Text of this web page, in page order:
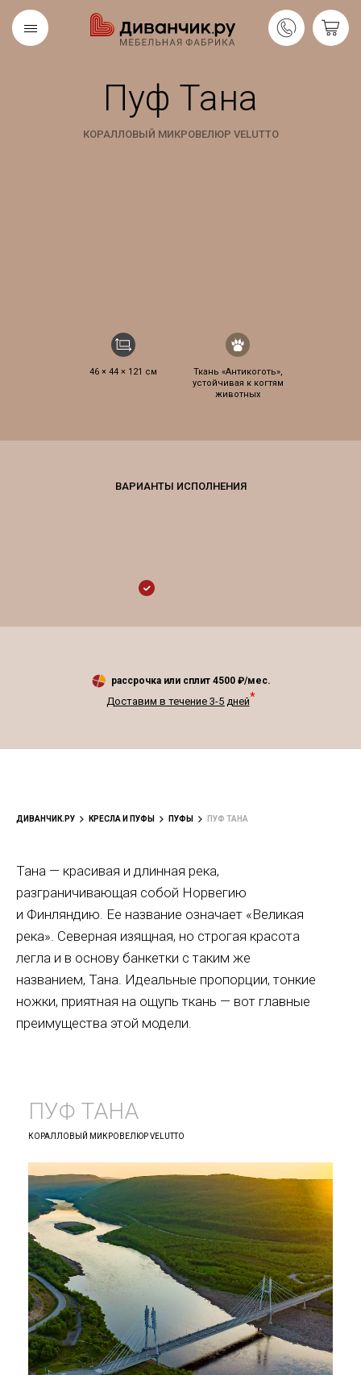
Пуф Тана
КОРАЛЛОВЫЙ МИКРОВЕЛЮР VELUTTO
46 × 44 × 121 см
Ткань «Антикоготь»,
устойчивая к когтям
животных
рассрочка или сплит 4500₽/мес.
Доставим в течение 3-5 дней*
ДИВАНЧИК.РУ КРЕСЛА И ПУФЫ ПУФЫ ПУФ ТАНА
Тана — красивая и длинная река,
разграничивающая собой Норвегию
и Финляндию. Ее название означает «Великая
река». Северная изящная, но строгая красота
легла и в основу банкетки с таким же
названием, Тана. Идеальные пропорции, тонкие
ножки, приятная на ощупь ткань — вот главные
преимущества этой модели.
ПУФ ТАНА
КОРАЛЛОВЫЙ МИКРОВЕЛЮР VELUTTO
Скандинавская